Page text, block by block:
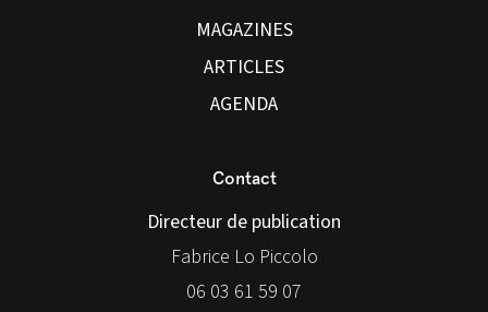
MAGAZINES
ARTICLES
AGENDA
Contact
Directeur de publication
Fabrice Lo Piccolo
06 03 61 59 07